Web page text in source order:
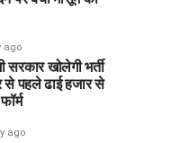
ago
सरकार खोलेगी भर्ती
से पहले ढाई हजार से
ago